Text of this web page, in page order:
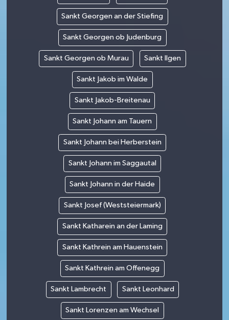
Sankt Georgen an der Stiefing
Sankt Georgen ob Judenburg
Sankt Georgen ob Murau Sankt Ilgen
Sankt Jakob im Walde
Sankt Jakob-Breitenau
Sankt Johann am Tauern
Sankt Johann bei Herberstein
Sankt Johann im Saggautal
Sankt Johann in der Haide
Sankt Josef (Weststeiermark)
Sankt Katharein an der Laming
Sankt Kathrein am Hauenstein
Sankt Kathrein am Offenegg
Sankt Lambrecht Sankt Leonhard
Sankt Lorenzen am Wechsel